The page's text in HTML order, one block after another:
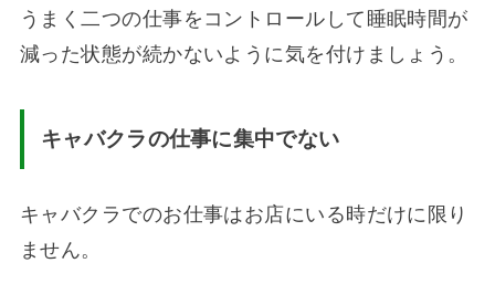
うまく二つの仕事をコントロールして睡眠時間が
減った状態が続かないように気を付けましょう。
キャバクラの仕事に集中でない
キャバクラでのお仕事はお店にいる時だけに限り
ません。